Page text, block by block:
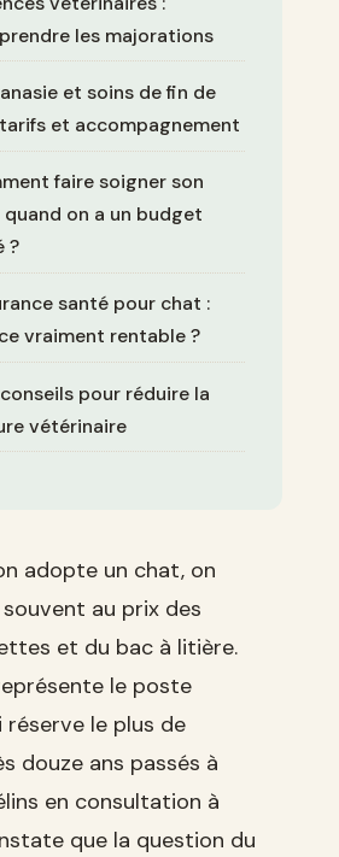
les majorations
et soins de fin de
et accompagnement
faire soigner son
on a un budget
?
santé pour chat :
vraiment rentable ?
pour réduire la
vétérinaire
adopte un chat, on
au prix des
et du bac à litière.
le poste
le plus de
douze ans passés à
en consultation à
que la question du